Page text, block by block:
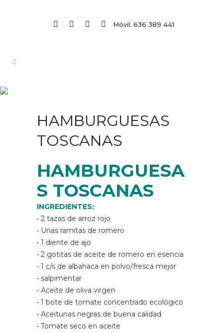
Móvil: 636 389 441
HAMBURGUESAS
TOSCANAS
HAMBURGUESA
S TOSCANAS
INGREDIENTES:
• 2 tazas de arroz rojo
• Unas ramitas de romero
• 1 diente de ajo
• 2 gotitas de aceite de romero en esencia
• 1 c/s de albahaca en polvo/fresca mejor
• salpimentar
• Aceite de oliva virgen
• 1 bote de tomate concentrado ecológico
• Aceitunas negras de buena calidad
• Tomate seco en aceite